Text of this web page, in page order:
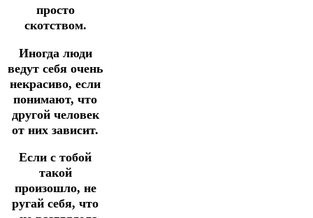
просто
скотством.
Иногда люди
ведут себя очень
некрасиво, если
понимают, что
другой человек
от них зависит.
Если с тобой
такой
произошло, не
ругай себя, что